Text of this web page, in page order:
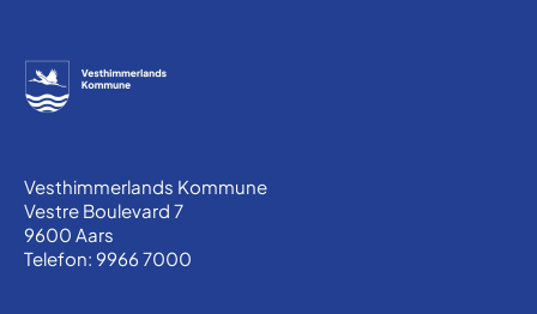
Vesthimmerlands Kommune
Vestre Boulevard 7
9600 Aars
Telefon: 9966 7000